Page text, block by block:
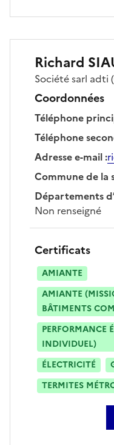
Richard
Sociétésarl adti
Coordonnées
Téléphone
Téléphone
Adresse e-mail:
Commune de la
Départements
Non renseigné
Certificats
AMIANTE
AMIANTE
BÂTIMENTS
PERFORMANCE
INDIVIDUEL)
ÉLECTRICITÉ
TERMITES